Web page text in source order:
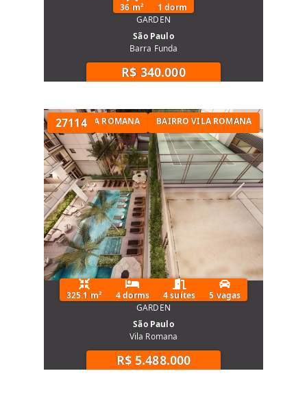
36 m²
1 dorm
GARDEN
São Paulo
Barra Funda
R$ 340.000
27114
NA VILA ROMANA BAIRRO VILA ROMANA
325.1 m² 4 dorms 4 suítes
5 vagas
GARDEN
São Paulo
Vila Romana
R$ 5.488.000